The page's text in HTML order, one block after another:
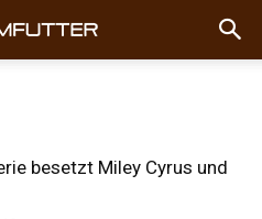
besetzt Miley Cyrus und